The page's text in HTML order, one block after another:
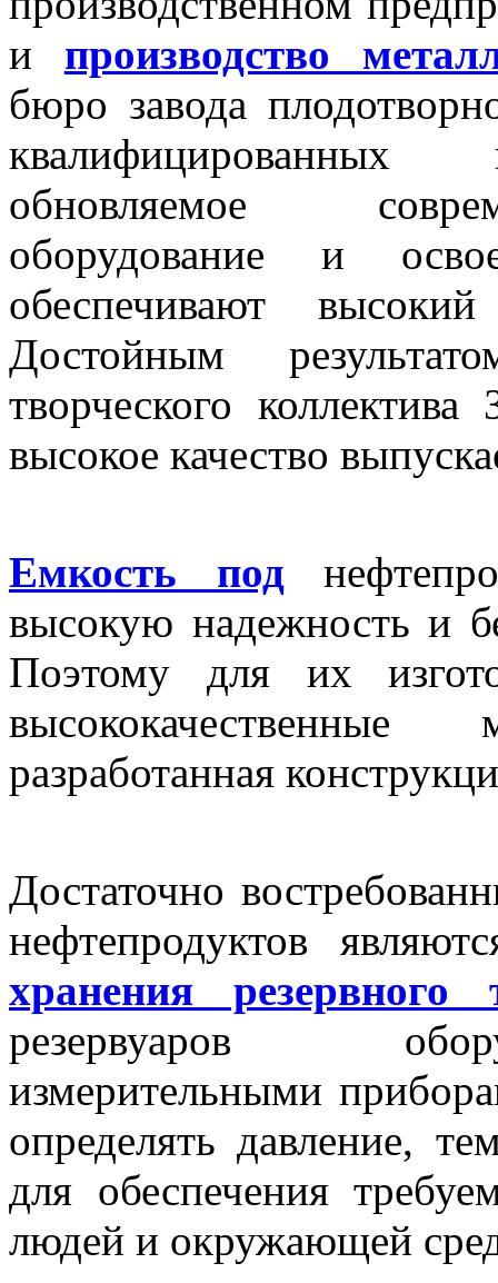
и производство
бюро завода
квалифицированных
обновляемое
оборудование и
обеспечивают
Достойным
творческого
высокое качество
Емкость под
высокую надежность и
Поэтому для их
разработанная
Достаточно
нефтепродуктов
хранения резервного
резервуаров
измерительными
определять давление,
для обеспечения
людей и окружающей